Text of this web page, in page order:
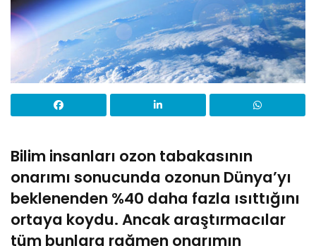
Bilim insanları ozon tabakasının
onarımı sonucunda ozonun Dünya’yı
beklenenden %40 daha fazla ısıttığını
ortaya koydu. Ancak araştırmacılar
tüm bunlara rağmen onarımın